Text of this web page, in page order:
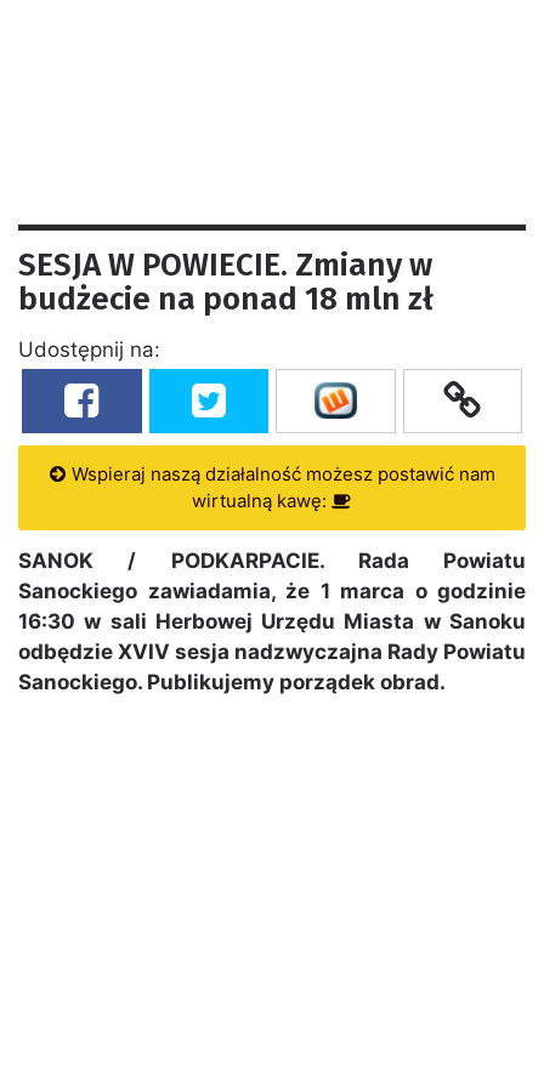
SESJA W POWIECIE. Zmiany w
budżecie na ponad 18 mln zł
Udostępnij na:
Wspieraj naszą działalność możesz postawić nam
wirtualną kawę:
SANOK / PODKARPACIE. Rada Powiatu
Sanockiego zawiadamia, że 1 marca o godzinie
16:30 w sali Herbowej Urzędu Miasta w Sanoku
odbędzie XVIV sesja nadzwyczajna Rady Powiatu
Sanockiego. Publikujemy porządek obrad.